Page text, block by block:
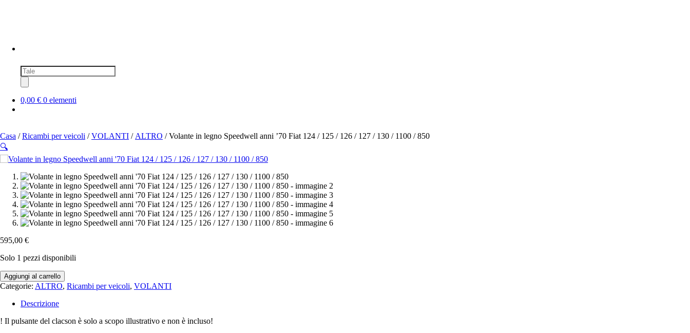
Ricerca
prodotti
0,00 € 0 elementi
Casa /Ricambi per veicoli /VOLANTI / ALTRO / Volante in legno Speedwell anni ’70 Fiat 124 / 125 / 126 / 127 / 130 / 1100 / 850
🔍
595,00 €
Solo 1 pezzi disponibili
Volante
in
legno
Speedwell
'70
Aggiungi al carrello
Categorie: ALTRO, Ricambi per veicoli, VOLANTI
Descrizione
! Il pulsante del clacson è solo a scopo illustrativo e non è incluso!